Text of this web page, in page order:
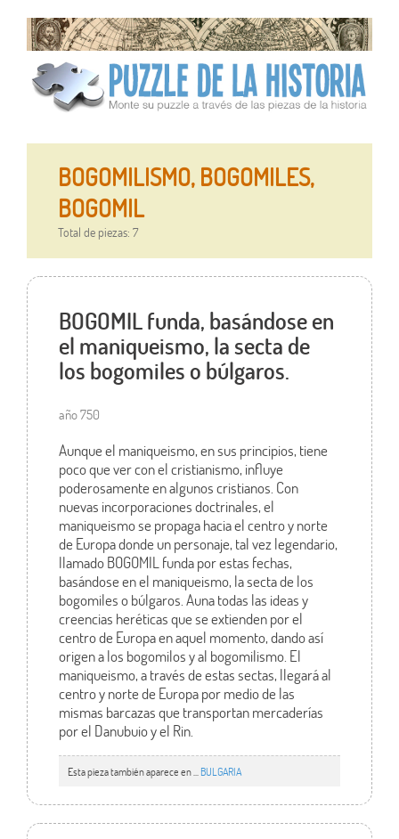
BOGOMILISMO, BOGOMILES,
BOGOMIL
Total de piezas: 7
BOGOMIL funda, basándose en
el maniqueismo, la secta de
los bogomiles o búlgaros.
año 750
Aunque el maniqueismo, en sus principios, tiene
poco que ver con el cristianismo, influye
poderosamente en algunos cristianos. Con
nuevas incorporaciones doctrinales, el
maniqueismo se propaga hacia el centro y norte
de Europa donde un personaje, tal vez legendario,
llamado BOGOMIL funda por estas fechas,
basándose en el maniqueismo, la secta de los
bogomiles o búlgaros. Auna todas las ideas y
creencias heréticas que se extienden por el
centro de Europa en aquel momento, dando así
origen a los bogomilos y al bogomilismo. El
maniqueismo, a través de estas sectas, llegará al
centro y norte de Europa por medio de las
mismas barcazas que transportan mercaderías
por el Danubuio y el Rin.
Esta pieza también aparece en ... BULGARIA